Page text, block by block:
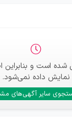
است و بنابراین
نمایش داده نمی‌شود.
سایر آگهی‌های